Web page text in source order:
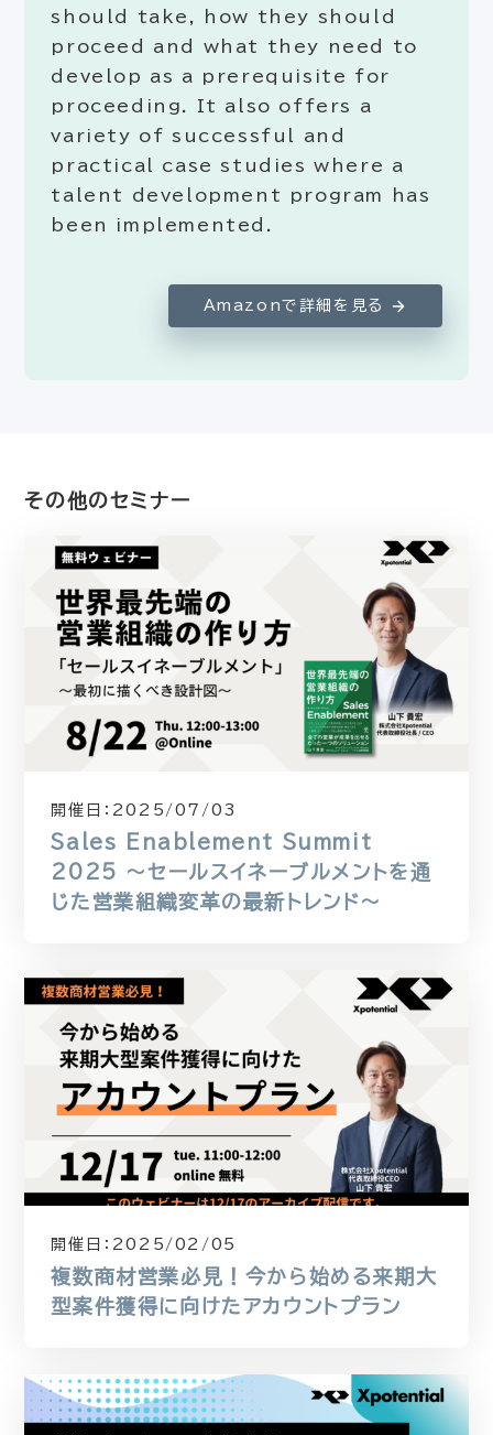
should take, how they should
proceed and what they need to
develop as a prerequisite for
proceeding. It also offers a
variety of successful and
practical case studies where a
talent development program has
been implemented.
Amazonで詳細を見る
その他のセミナー
開催日： 2025/07/03
Sales Enablement Summit
2025 〜セールスイネーブルメントを通
じた営業組織変革の最新トレンド〜
開催日： 2025/02/05
複数商材営業必見！今から始める来期大
型案件獲得に向けたアカウントプラン